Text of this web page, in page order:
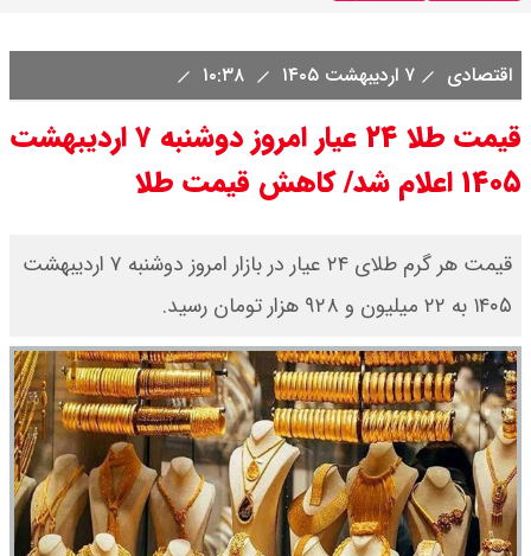
اقتصادی ۷ اردیبهشت ۱۴۰۵
قیمت طلا ۲۴ عیار امروز دوشنبه ۷ اردیبهشت
۱۴۰۵ اعلام شد/ کاهش قیمت طلا
قیمت هر گرم طلای ۲۴ عیار در بازار امروز دوشنبه ۷ اردیبهشت
۱۴۰۵ به ۲۲ میلیون و ۹۲۸ هزار تومان رسید.